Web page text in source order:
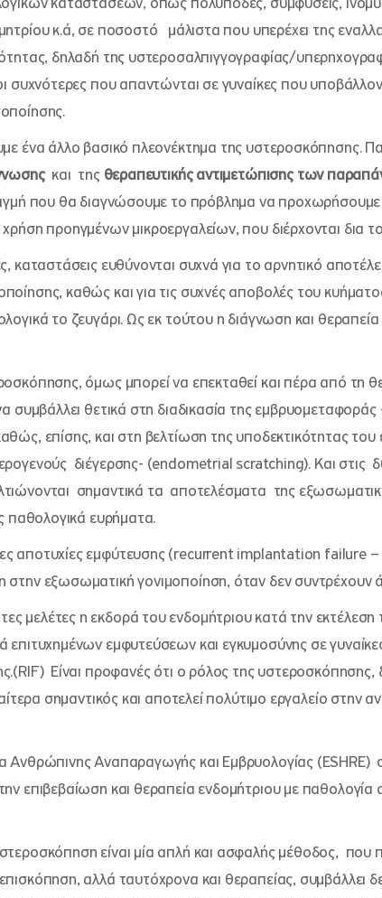
καταστάσεων, όπως πολύποδες, συμφύσεις,
κ.ά, σε ποσοστό μάλιστα που υπερέχει της
δηλαδή της υστεροσαλπιγγογραφίας/
συχνότερες που απαντώνται σε γυναίκες που
ένα άλλο βασικό πλεονέκτημα της υστεροσκόπησης.
και της θεραπευτικής αντιμετώπισης των
που θα διαγνώσουμε το πρόβλημα να προχωρήσουμε
προηγμένων μικροεργαλείων, που διέρχονται δια
καταστάσεις ευθύνονται συχνά για το αρνητικό
καθώς και για τις συχνές αποβολές του
το ζευγάρι. Ως εκ τούτου η διάγνωση και θεραπεία
όμως μπορεί να επεκταθεί και πέρα από τη
συμβάλλει θετικά στη διαδικασία της
επίσης, και στη βελτίωση της υποδεκτικότητας του
διέγερσης- (endometrial scratching). Και στις
σημαντικά τα αποτελέσματα της
παθολογικά ευρήματα.
αποτυχίες εμφύτευσης (recurrent implantation failure
στην εξωσωματική γονιμοποίηση, όταν δεν συντρέχουν
μελέτες η εκδορά του ενδομήτριου κατά την
επιτυχημένων εμφυτεύσεων και εγκυμοσύνης σε
Είναι προφανές ότι ο ρόλος της υστεροσκόπησης,
σημαντικός και αποτελεί πολύτιμο εργαλείο στην
Ανθρώπινης Αναπαραγωγής και Εμβρυολογίας (ESHRE)
επιβεβαίωση και θεραπεία ενδομήτριου με παθολογία
είναι μία απλή και ασφαλής μέθοδος, που
αλλά ταυτόχρονα και θεραπείας, συμβάλλει